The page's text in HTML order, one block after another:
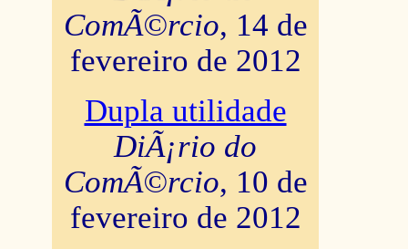
ComÃ©rcio, 14 de
fevereiro de 2012
Dupla utilidade
DiÃ¡rio do
ComÃ©rcio, 10 de
fevereiro de 2012